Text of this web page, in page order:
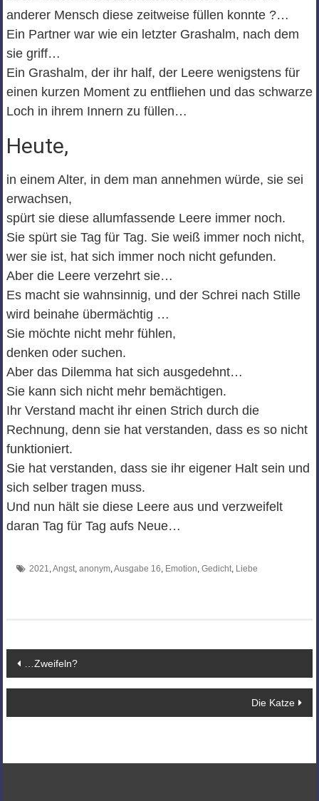
anderer Mensch diese zeitweise füllen konnte ?…
Ein Partner war wie ein letzter Grashalm, nach dem
sie griff…
Ein Grashalm, der ihr half, der Leere wenigstens für
einen kurzen Moment zu entfliehen und das schwarze
Loch in ihrem Innern zu füllen…
Heute,
in einem Alter, in dem man annehmen würde, sie sei
erwachsen,
spürt sie diese allumfassende Leere immer noch.
Sie spürt sie Tag für Tag. Sie weiß immer noch nicht,
wer sie ist, hat sich immer noch nicht gefunden.
Aber die Leere verzehrt sie…
Es macht sie wahnsinnig, und der Schrei nach Stille
wird beinahe übermächtig …
Sie möchte nicht mehr fühlen,
denken oder suchen.
Aber das Dilemma hat sich ausgedehnt…
Sie kann sich nicht mehr bemächtigen.
Ihr Verstand macht ihr einen Strich durch die
Rechnung, denn sie hat verstanden, dass es so nicht
funktioniert.
Sie hat verstanden, dass sie ihr eigener Halt sein und
sich selber tragen muss.
Und nun hält sie diese Leere aus und verzweifelt
daran Tag für Tag aufs Neue…
2021,Angst, anonym,Ausgabe 16, Emotion, Gedicht, Liebe
Beitragsnavigation
…Zweifeln?
Die Katze